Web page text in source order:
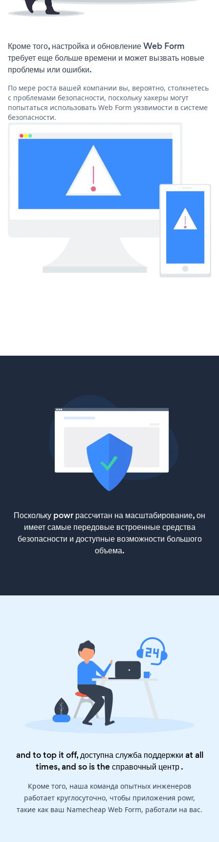
Кроме того, настройка и обновление Web Form
требует еще больше времени и может вызвать новые
проблемы или ошибки.
По мере роста вашей компании вы, вероятно, столкнетесь
с проблемами безопасности, поскольку хакеры могут
попытаться использовать Web Form уязвимости в системе
безопасности.
Поскольку powr рассчитан на масштабирование, он
имеет самые передовые встроенные средства
безопасности и доступные возможности большого
объема.
and to top it off, доступна служба поддержки at all
times, and so is theсправочный центр.
Кроме того, наша команда опытных инженеров
работает круглосуточно, чтобы приложения powr,
такие как ваш Namecheap Web Form, работали на вас.